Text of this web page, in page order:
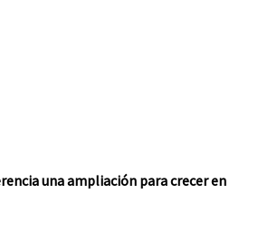
una ampliación para crecer en